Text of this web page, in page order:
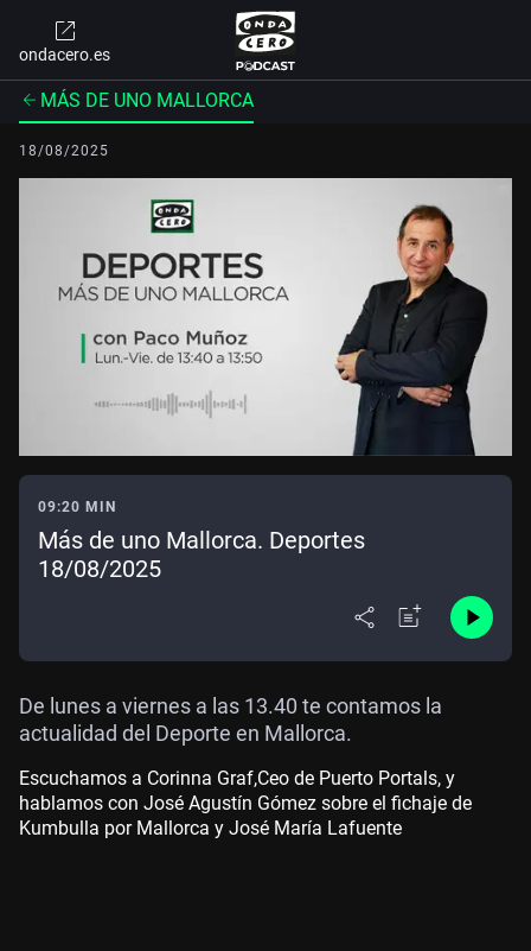
ondacero.es
MÁS DE UNO MALLORCA
18/08/2025
09:20 MIN
Más de uno Mallorca. Deportes
18/08/2025
De lunes a viernes a las 13.40 te contamos la
actualidad del Deporte en Mallorca.
Escuchamos a Corinna Graf,Ceo de Puerto Portals, y
hablamos con José Agustín Gómez sobre el fichaje de
Kumbulla por Mallorca y José María Lafuente